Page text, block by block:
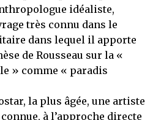
idéaliste,
très connu dans le
dans lequel il apporte
de Rousseau sur la «
» comme « paradis
la plus âgée, une artiste
à l’approche directe